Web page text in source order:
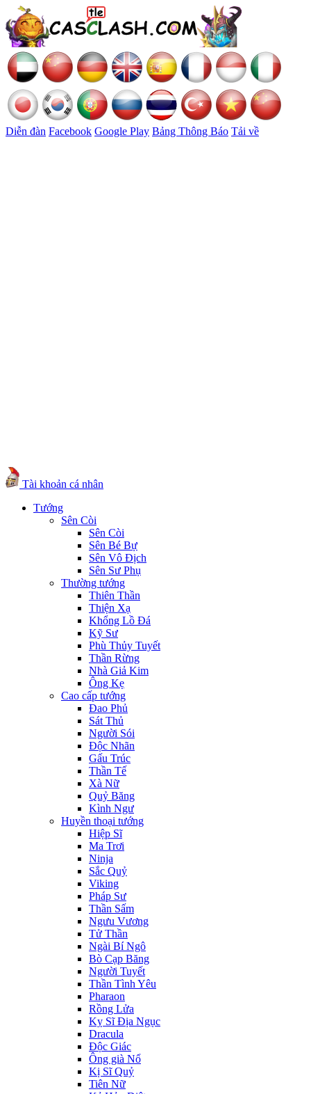
Diễn đàn Facebook Google Play Bảng Thông Báo Tải về
Tài khoản cá nhân
Tướng
Sên Còi
Sên Còi
Sên Bé Bự
Sên Vô Địch
Sên Sư Phụ
Thường tướng
Thiên Thần
Thiện Xạ
Khổng Lồ Đá
Kỹ Sư
Phù Thủy Tuyết
Thần Rừng
Nhà Giả Kim
Ông Kẹ
Cao cấp tướng
Đao Phủ
Sát Thủ
Người Sói
Độc Nhãn
Gấu Trúc
Thần Tế
Xà Nữ
Quỷ Băng
Kình Ngư
Huyền thoại tướng
Hiệp Sĩ
Ma Trơi
Ninja
Sắc Quỷ
Viking
Pháp Sư
Thần Sấm
Ngưu Vương
Tử Thần
Ngài Bí Ngô
Bò Cạp Băng
Người Tuyết
Thần Tình Yêu
Pharaon
Rồng Lửa
Kỵ Sĩ Địa Ngục
Dracula
Độc Giác
Ông già Nổ
Kị Sĩ Quỷ
Tiên Nữ